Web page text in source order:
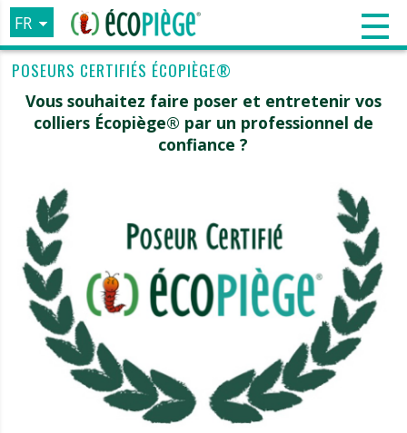
FR
EN
POSEURS CERTIFIÉS ÉCOPIÈGE®
Vous souhaitez faire poser et entretenir vos
colliers Écopiège® par un professionnel de
confiance ?